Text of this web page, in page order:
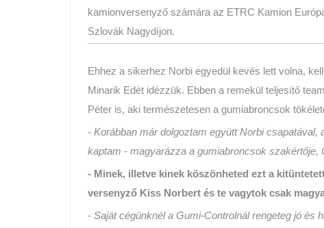
kamionversenyző számára az ETRC Kamion
Szlovák Nagydíjon.
Ehhez a sikerhez Norbi egyedül kevés lett volna,
Minarik Edét idézzük. Ebben a remekül teljesítő
Péter is, aki természetesen a gumiabroncsok
- Korábban már dolgoztam együtt Norbi
kaptam - magyarázza a gumiabroncsok szakértője,
- Minek, illetve kinek köszönheted ezt a
versenyző Kiss Norbert és te vagytok csak
- Saját cégünknél a Gumi-Controlnál rengeteg jó és